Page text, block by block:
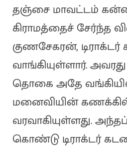
தஞ்சை மாவட்டம்
கிராமத்தைச் சேர்ந்த
குணசேகரன்,
வாங்கியுள்ளார்.
தொகை அதே
மனைவியின்
வரவாகியுள்ளது.
கொண்டு டிராக்டர்